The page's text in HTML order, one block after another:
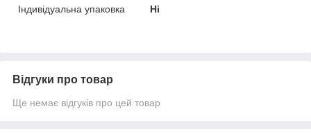
Індивідуальна упаковка
Ні
Відгуки про товар
Ще немає відгуків про цей товар